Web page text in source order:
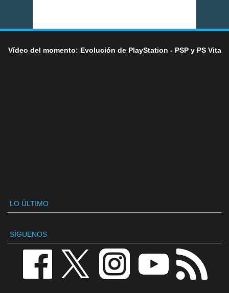
Vídeo del momento: Evolución de PlayStation - PSP y PS Vita
LO ÚLTIMO
SÍGUENOS